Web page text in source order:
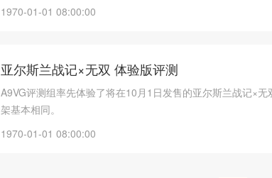
1970-01-01 08:00:00
亚尔斯兰战记×无双 体验版评测
A9VG评测组率先体验了将在10月1日发售的亚尔斯兰战记×
架基本相同。
1970-01-01 08:00:00